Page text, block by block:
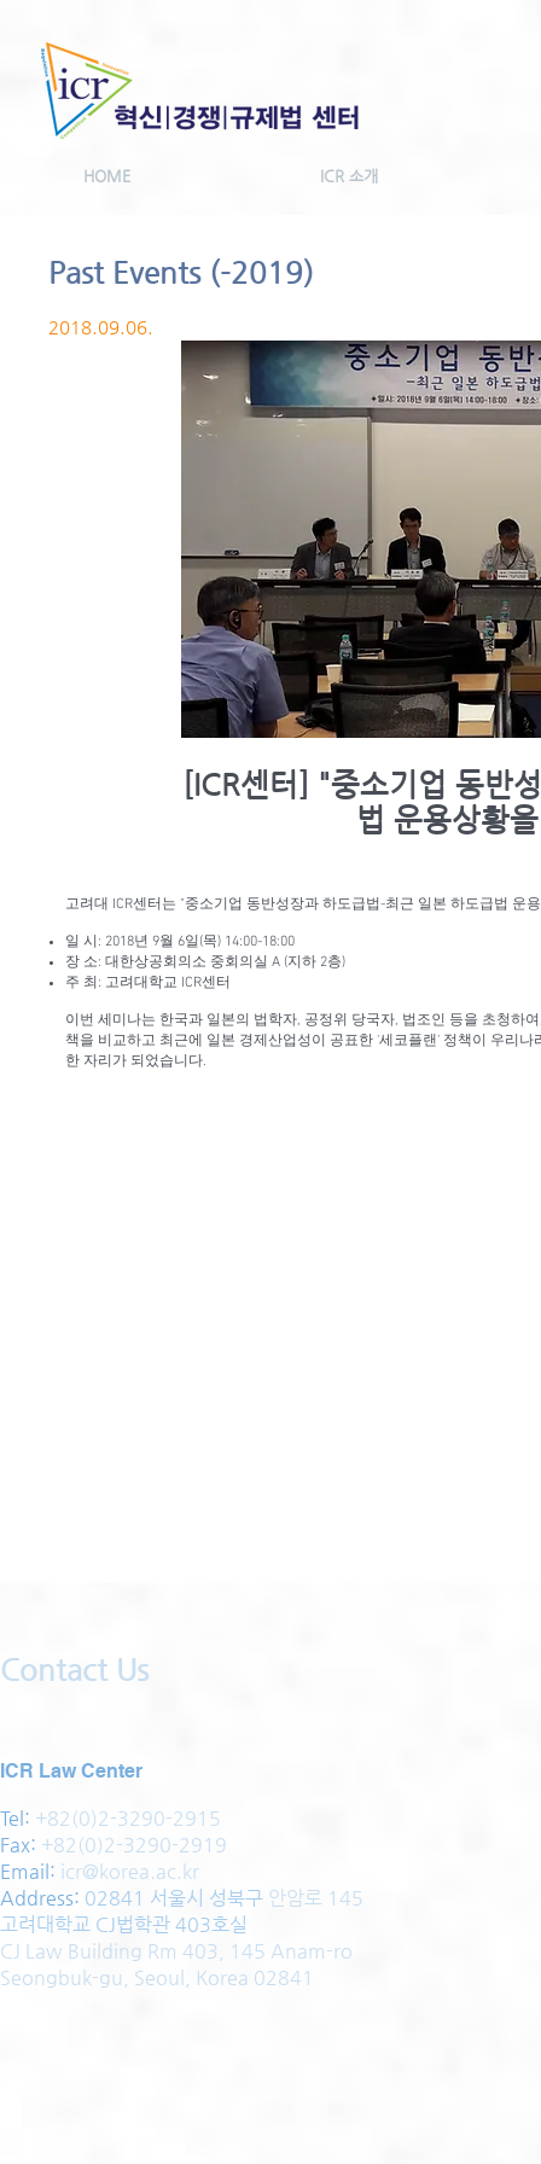
HOME ICR 소개
Past Events (-2019)
2018.09.06.
[ICR센터] "중소기업 동반
법 운용상황
고려대 ICR센터는 "중소기업 동반성장과 하도급법-최근 일본 하도급법 운
일 시: 2018년 9월 6일(목) 14:00-18:00
장 소: 대한상공회의소 중회의실 A (지하 2층)
주 최: 고려대학교 ICR센터
이번 세미나는 한국과 일본의 법학자, 공정위 당국자, 법조인 등을 초청하
책을 비교하고 최근에 일본 경제산업성이 공표한 '세코플랜' 정책이 우리
한 자리가 되었습니다.
Contact Us
ICR Law Center
Tel: +82(0)2-3290-2915
Fax: +82(0)2-3290-2919
Email: icr@korea.ac.kr
Address: 02841 서울시 성북구 안암로 145
고려대학교 CJ법학관 403호실
CJ Law Building Rm 403, 145 Anam-ro
Seongbuk-gu, Seoul, Korea 02841